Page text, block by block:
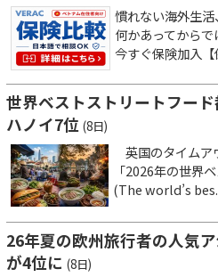
慣れない海外生
何かあってからで
今すぐ保険加入【
世界ベストストリートフー
ハノイ7位 (8日)
英国のタイム
「2026年の世界
(The world’s
26年夏の欧州旅行者の人気
が4位に (8日)